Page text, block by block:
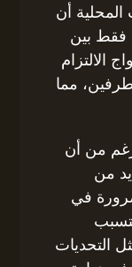
أن
فقط بين
الالتزام
مما
من أن
من
في
التحديات